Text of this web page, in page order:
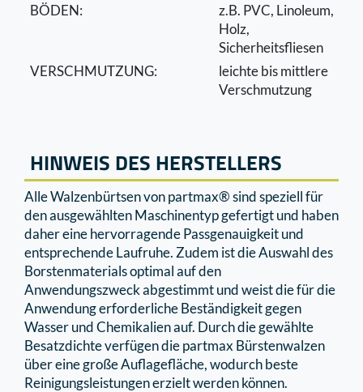
BÖDEN:
z.B. PVC, Linoleum,
Holz,
Sicherheitsﬂiesen
VERSCHMUTZUNG:
leichte bis mittlere
Verschmutzung
HINWEIS DES HERSTELLERS
Alle Walzenbürtsen von partmax® sind speziell für
den ausgewählten Maschinentyp gefertigt und haben
daher eine hervorragende Passgenauigkeit und
entsprechende Laufruhe. Zudem ist die Auswahl des
Borstenmaterials optimal auf den
Anwendungszweck abgestimmt und weist die für die
Anwendung erforderliche Beständigkeit gegen
Wasser und Chemikalien auf. Durch die gewählte
Besatzdichte verfügen die partmax Bürstenwalzen
über eine große Auflagefläche, wodurch beste
Reinigungsleistungen erzielt werden können.